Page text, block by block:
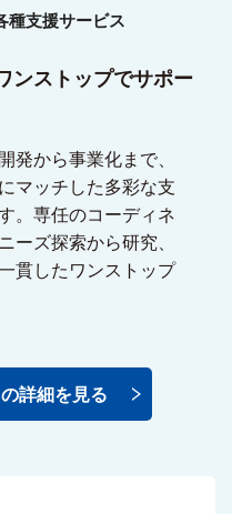
種支援サービス
ンストップでサポー
発から事業化まで、
マッチした多彩な支
。専任のコーディネ
ーズ探索から研究、
貫したワンストップ
詳細を見る